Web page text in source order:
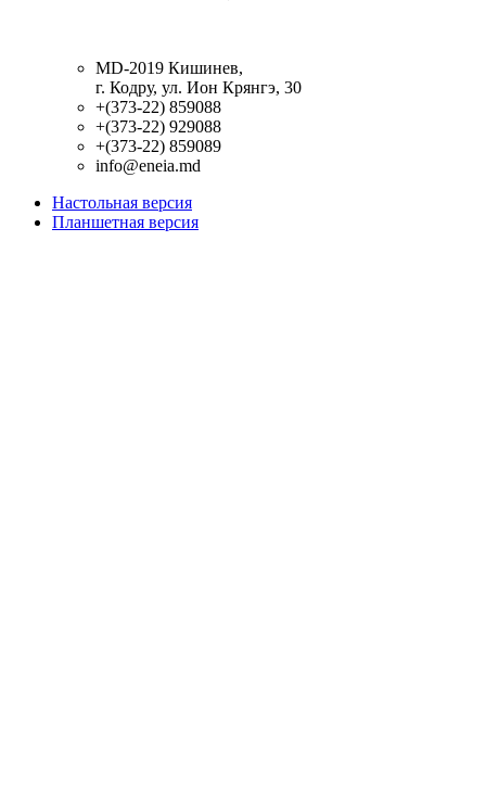
MD-2019 Кишинев,
г. Кодру, ул. Ион Крянгэ, 30
+(373-22) 859088
+(373-22) 929088
+(373-22) 859089
info@eneia.md
Настольная версия
Планшетная версия